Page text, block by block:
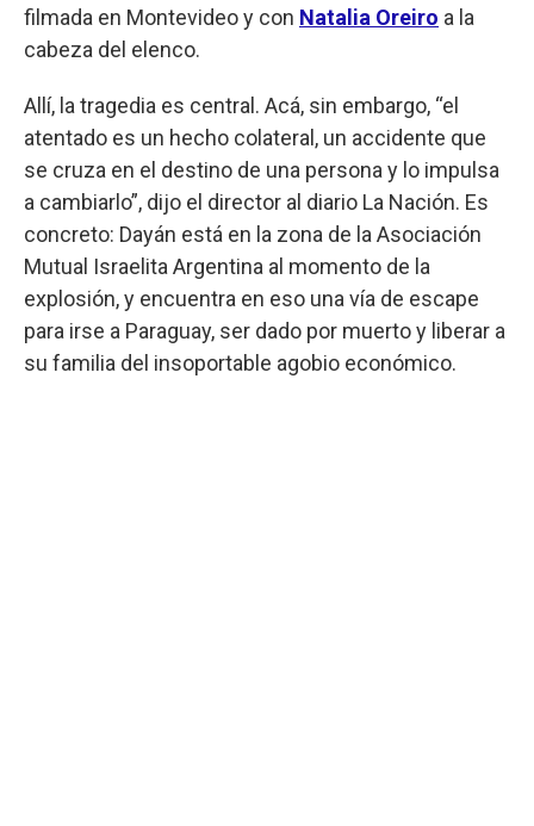
filmada en Montevideo y con Natalia Oreiro a la
cabeza del elenco.
Allí, la tragedia es central. Acá, sin embargo, “el
atentado es un hecho colateral, un accidente que
se cruza en el destino de una persona y lo impulsa
a cambiarlo”, dijo el director al diario La Nación. Es
concreto: Dayán está en la zona de la Asociación
Mutual Israelita Argentina al momento de la
explosión, y encuentra en eso una vía de escape
para irse a Paraguay, ser dado por muerto y liberar a
su familia del insoportable agobio económico.